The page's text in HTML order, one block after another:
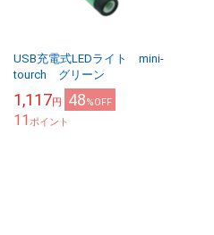
USB充電式LEDライト mini-
tourch グリーン
1,117円 48%OFF
11ポイント